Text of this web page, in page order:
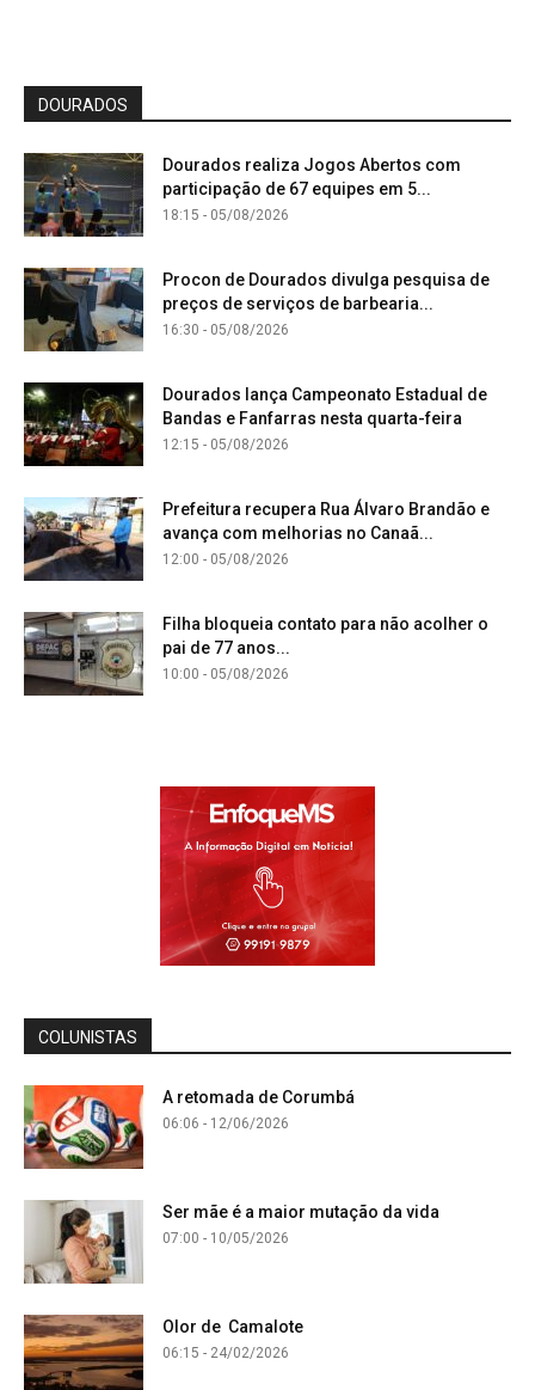
DOURADOS
Dourados realiza Jogos Abertos com
participação de 67 equipes em 5...
18:15 - 05/08/2026
Procon de Dourados divulga pesquisa de
preços de serviços de barbearia...
16:30 - 05/08/2026
Dourados lança Campeonato Estadual de
Bandas e Fanfarras nesta quarta-feira
12:15 - 05/08/2026
Prefeitura recupera Rua Álvaro Brandão e
avança com melhorias no Canaã...
12:00 - 05/08/2026
Filha bloqueia contato para não acolher o
pai de 77 anos...
10:00 - 05/08/2026
COLUNISTAS
A retomada de Corumbá
06:06 - 12/06/2026
Ser mãe é a maior mutação da vida
07:00 - 10/05/2026
Olor de Camalote
06:15 - 24/02/2026